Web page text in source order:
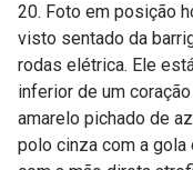
20. Foto em posição
visto sentado da
rodas elétrica. Ele
inferior de um
amarelo pichado de
polo cinza com a gola